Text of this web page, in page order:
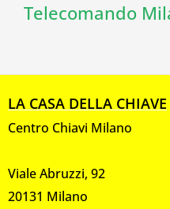
Telecomando
LA CASA DELLA CHIAVE
Centro Chiavi Milano
Viale Abruzzi, 92
20131 Milano